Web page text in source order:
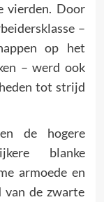
vierden. Door
–
op het
– werd ook
tot strijd
de hogere
blanke
armoede en
van de zwarte